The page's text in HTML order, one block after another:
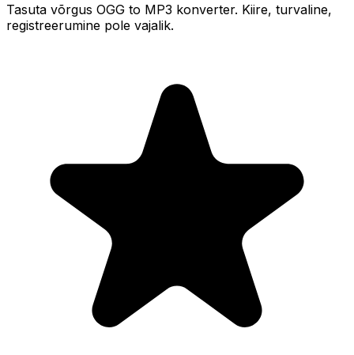
Tasuta võrgus OGG to MP3 konverter. Kiire, turvaline,
registreerumine pole vajalik.